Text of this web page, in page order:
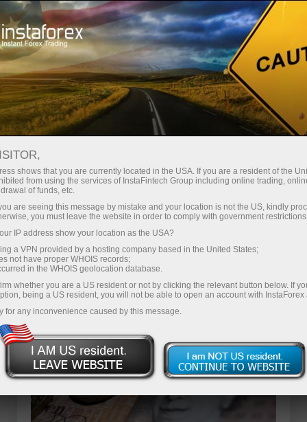
Трейдерам Форекс аналитика
Форекс-oбзоры
Новости
06.02.2025 17:01
GBP/USD. Крах или тактика? Почему
фунт рухнул, но может быстро
восстановиться
shows that you are currently located in the USA. If you are a resident of the
from using the services of InstaFintech Group including online trading,
of funds, etc.
are seeing this message by mistake and your location is not the US, kindly
you must leave the website in order to comply with government
IP address show your location as the USA?
a VPN provided by a hosting company based in the United States;
not have proper WHOIS records;
in the WHOIS geolocation database.
whether you are a US resident or not by clicking the relevant button below. If
being a US resident, you will not be able to open an account with InstaForex
for any inconvenience caused by this message.